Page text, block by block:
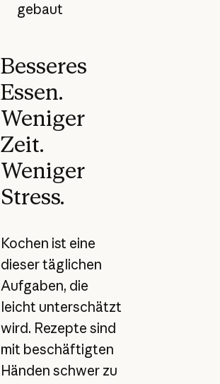
gebaut
Besseres
Essen.
Weniger
Zeit.
Weniger
Stress.
Kochen ist eine
dieser täglichen
Aufgaben, die
leicht unterschätzt
wird. Rezepte sind
mit beschäftigten
Händen schwer zu